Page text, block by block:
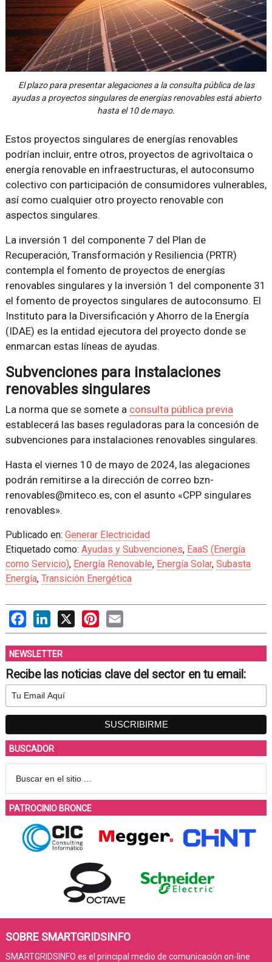
El plazo para presentar alegaciones a la consulta pública de las
ayudas a proyectos singulares de energías renovables está abierto
hasta el 10 de mayo.
Estos proyectos singulares de energías renovables
podrían incluir, entre otros, proyectos de agrivoltaica o
energía renovable en infraestructuras, el autoconsumo
colectivo con participación de consumidores vulnerables,
así como cualquier otro proyecto renovable con
aspectos singulares.
La inversión 1 del componente 7 del Plan de
Recuperación, Transformación y Resiliencia (PRTR)
contempla el fomento de proyectos de energías
renovables singulares y la inversión 1 del componente 31
el fomento de proyectos singulares de autoconsumo. El
Instituto para la Diversificación y Ahorro de la Energía
(IDAE) es la entidad ejecutora del proyecto donde se
enmarcan estas líneas de ayudas.
Subvenciones para instalaciones
renovables singulares
La norma que se somete a consulta pública previa
establecerá las bases reguladoras para la concesión de
subvenciones para instalaciones renovables singulares.
Hasta el viernes 10 de mayo de 2024, las alegaciones
podrán remitirse a la dirección de correo bzn-
renovables@miteco.es, con el asunto «CPP singulares
renovables».
Publicado en: Generar Electricidad
Etiquetado como: Ayudas y Subvenciones, EaaS (Energía
como Servicio), Energía Renovable, Energía Solar, Subasta
Energía, Transición Energética
FacebookLinkedIn
X PinterestEmail
NEWSLETTER
Recibe las noticias clave del sector en tu email:
BUSCADOR
PATROCINIO BRONCE
SOBRE SMARTGRIDSINFO
SMARTGRIDSINFO es el principal medio de comunicación on-line